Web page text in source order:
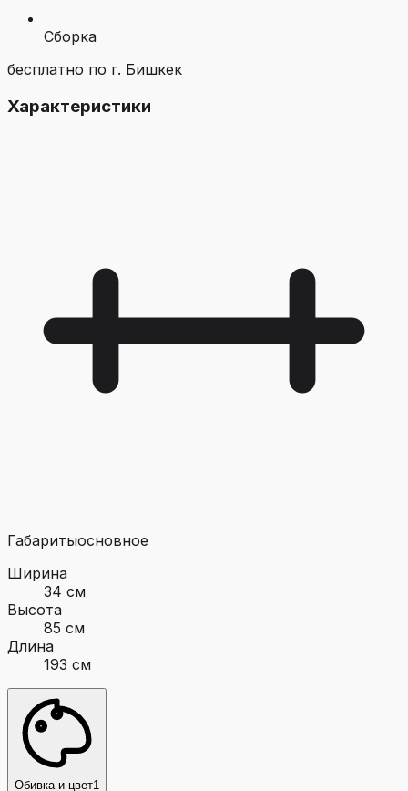
Сборка
бесплатно по г. Бишкек
Характеристики
Габаритыосновное
Ширина
34 см
Высота
85 см
Длина
193 см
Обивка и цвет1